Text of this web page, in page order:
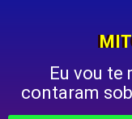
Eu vou te
contaram